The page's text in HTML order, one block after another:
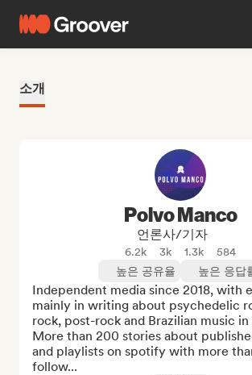
소개
Polvo Manco
언론사/기자
6.2k 3k 1.3k
584
높은 공유율
높은 응답
Independent media since 2018, with
mainly in writing about psychedelic
rock, post-rock and Brazilian music in
More than 200 stories about
and playlists on spotify with more
follow...